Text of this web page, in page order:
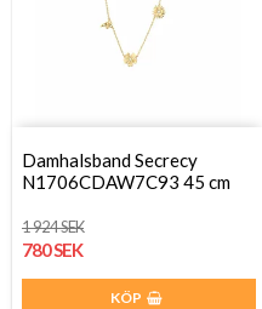
Damhalsband Secrecy
N1706CDAW7C93 45 cm
1 924 SEK
780 SEK
KÖP